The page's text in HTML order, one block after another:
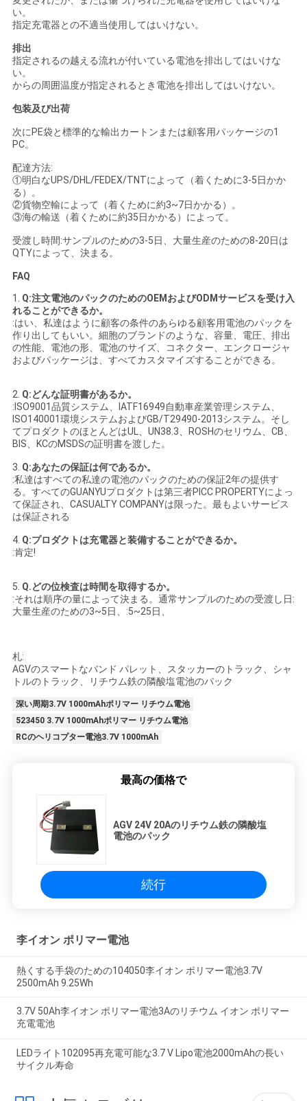
い。
指定充電器との不適当使用してはいけない。
排出
指定されるの越える流れが付いている電池を排出してはいけな
い。
からの周囲温度が指定されるとき電池を排出してはいけない。
包装及び出荷
次にPE袋と標準的な輸出カートンまたは顧客用パッケージの1
PC。
配達方法:
①明白なUPS/DHL/FEDEX/TNTによって（着くために3-5日かか
る）。
②貨物空輸によって（着くために約3~7日かかる）。
③海の輸送（着くために約35日かかる）によって。
受渡し時間:サンプルのための3-5日、大量生産のための8-20日は
QTYによって、決まる。
FAQ
1. Q:注文電池のパックのためのOEMおよびODMサービスを受け入
れることができるか。
:はい、私達はように顧客の条件のあらゆる顧客用電池のパックを
作り出してもいい。細胞のブランドのような、容量、電圧、排出
の性能、電池の形、電池のサイズ、コネクター、エンクロージャ
およびパッケージは、すべてカスタマイズすることができる。
2. Q:どんな証明書があるか。
:ISO9001品質システム、IATF16949自動車産業管理システム、
ISO140001環境システムおよびGB/T29490-2013システム。そし
てプロダクトのほとんどはUL、UN38.3、ROSHのセリウム、CB、
BIS、KCのMSDSの証明書を渡した。
3. Q:あなたの保証は何であるか。
:私達はすべての私達の電池のパックのための保証2年の提供す
る。すべてのGUANYUプロダクトは第三者PICC PROPERTYによっ
て保証され、CASUALTY COMPANYは限った。最もよいサービス
は保証される
4. Q:プロダクトは充電器と装備することができるか。
:肯定!
5. Q.どの位検査は時間を取得するか。
:それは順序の量によって決まる。通常サンプルのための受渡し日:
大量生産のための3~5日、:5~25日、
札:
AGVのスマートなバンド パレット、スタッカーのトラック、シャ
トルのトラック、リチウム鉄の隣酸塩電池のパック
深い周期3.7V 1000mAhポリマー リチウム電池
523450 3.7V 1000mAhポリマー リチウム電池
RCのヘリコプター電池3.7V 1000mAh
最高の価格で
AGV 24V 20Aのリチウム鉄の隣酸塩
電池のパック
続行
李イオン ポリマー電池
熱くする手袋のための104050李イオン ポリマー電池3.7V
2500mAh 9.25Wh
3.7V 50Ah李イオン ポリマー電池3Aのリチウム イオン ポリマー
充電電池
LEDライト102095再充電可能な3.7 V Lipo電池2000mAhの長い
サイクル寿命